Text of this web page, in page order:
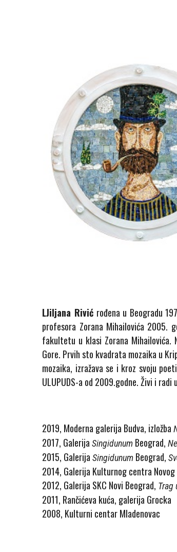
LJiljana Rivić rođena u Beogradu
profesora Zorana Mihailovića 2005.
fakultetu u klasi Zorana Mihailovića.
Gore. Prvih sto kvadrata mozaika u
mozaika, izražava se i kroz svoju
ULUPUDS-a od 2009.godne. Živi i radi
2019, Moderna galerija Budva, izložba
2017, GalerijaSingidunum Beograd,
2015, GalerijaSingidunum Beograd,
2014, Galerija Kulturnog centra Novog
2012, Galerija SKC Novi Beograd, Trag
2011, Rančićeva kuća, galerija Grocka
2008, Kulturni centar Mladenovac